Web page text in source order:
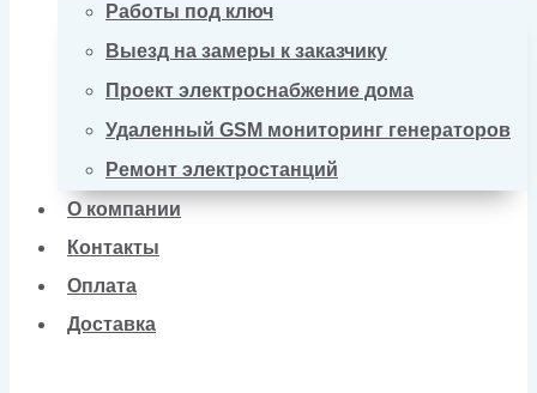
Работы под ключ
Выезд на замеры к заказчику
Проект электроснабжение дома
Удаленный GSM мониторинг генераторов
Ремонт электростанций
О компании
Контакты
Оплата
Доставка